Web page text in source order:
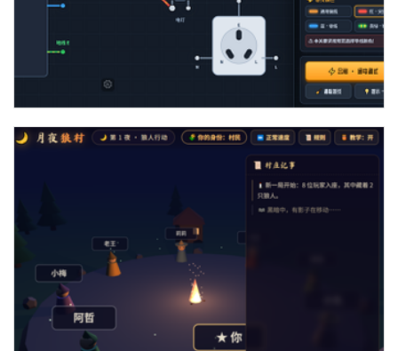
js+css实现多关卡物理电路接电接线游戏代码